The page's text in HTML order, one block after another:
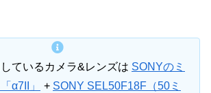
ているカメラ&レンズは SONYのミ
α7II」
+ SONY SEL50F18F（50ミ